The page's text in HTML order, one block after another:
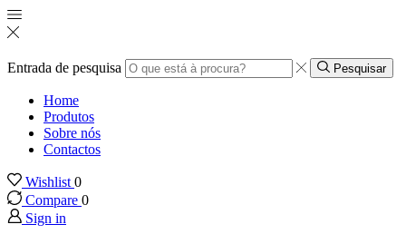
Entrada de pesquisa Pesquisar
Home
Produtos
Sobre nós
Contactos
Wishlist 0
Compare 0
Sign in